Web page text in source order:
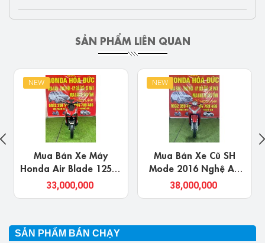
SẢN PHẨM LIÊN QUAN
NEW
Mua Bán Xe Máy
Honda Air Blade 125cc
Ở Nghệ An Chính Chủ
Uy Tín Giá Rẻ
33,000,000
NEW
Mua Bán Xe Cũ SH
Mode 2016 Nghệ An
Giá Rẻ, Chính Chủ
38,000,000
SẢN PHẨM BÁN CHẠY